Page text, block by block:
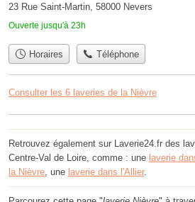
23 Rue Saint-Martin, 58000 Nevers
Ouverte jusqu'à 23h
Horaires Téléphone
Consulter les 6 laveries de la Nièvre
Retrouvez également sur Laverie24.fr des
Centre-Val de Loire, comme : une laverie
la Nièvre, une laverie dans l'Allier.